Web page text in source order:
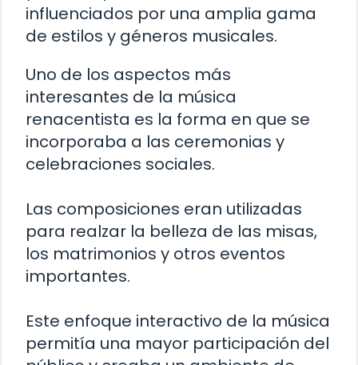
influenciados por una amplia gama
de estilos y géneros musicales.
Uno de los aspectos más
interesantes de la música
renacentista es la forma en que se
incorporaba a las ceremonias y
celebraciones sociales.
Las composiciones eran utilizadas
para realzar la belleza de las misas,
los matrimonios y otros eventos
importantes.
Este enfoque interactivo de la música
permitía una mayor participación del